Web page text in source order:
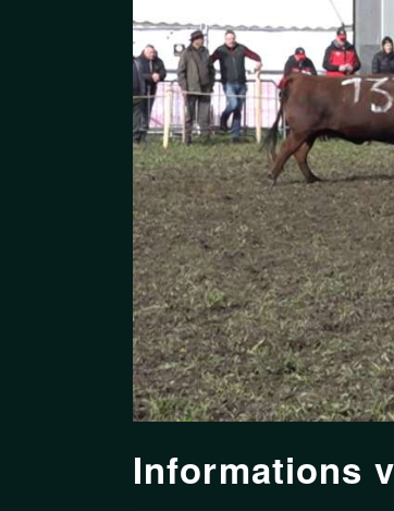
Informations